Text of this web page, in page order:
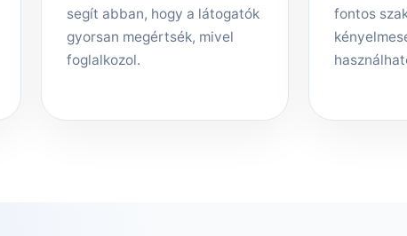
segít abban, hogy a látogatók
gyorsan megértsék, mivel
foglalkozol.
fontos